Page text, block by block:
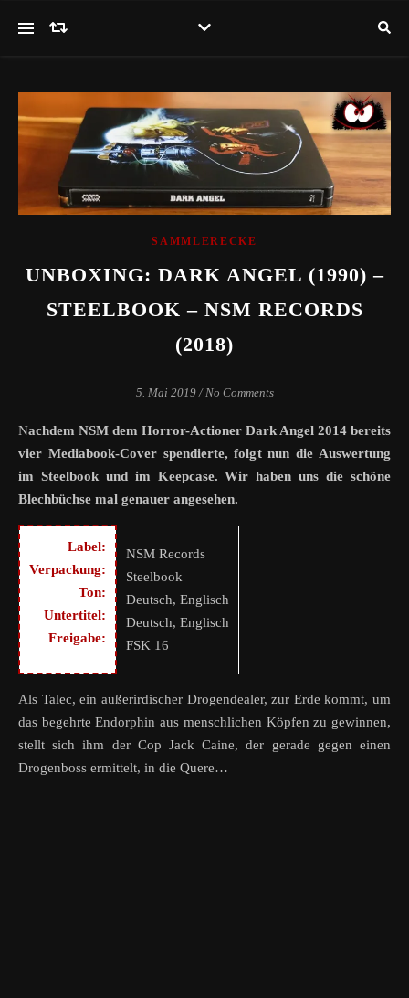
SAMMLERECKE
UNBOXING: DARK ANGEL (1990) –
STEELBOOK – NSM RECORDS
(2018)
5. Mai 2019 / No Comments
Nachdem NSM dem Horror-Actioner Dark Angel 2014 bereits
vier Mediabook-Cover spendierte, folgt nun die Auswertung
im Steelbook und im Keepcase. Wir haben uns die schöne
Blechbüchse mal genauer angesehen.
Label:
Verpackung:
Ton:
Untertitel:
Freigabe:
NSM Records
Steelbook
Deutsch, Englisch
Deutsch, Englisch
FSK 16
Als Talec, ein außerirdischer Drogendealer, zur Erde kommt, um
das begehrte Endorphin aus menschlichen Köpfen zu gewinnen,
stellt sich ihm der Cop Jack Caine, der gerade gegen einen
Drogenboss ermittelt, in die Quere…